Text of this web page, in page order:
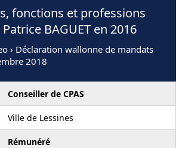
fonctions et professions
BAGUET en 2016
› Déclaration wallonne de mandats
2018
Conseiller de CPAS
Ville de Lessines
Rémunéré